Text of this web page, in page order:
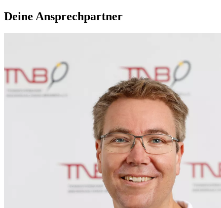
Deine Ansprechpartner